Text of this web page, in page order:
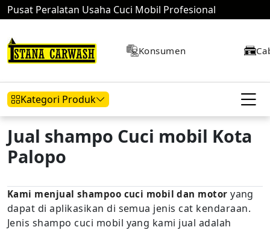
Pusat Peralatan Usaha Cuci Mobil Profesional
Konsumen
Kategori Produk
Hidrolik Mobil
Mesin Air
Jual shampo Cuci mobil Kota
Palopo
Kami menjual shampoo cuci mobil dan motor yang
dapat di aplikasikan di semua jenis cat kendaraan.
Jenis shampo cuci mobil yang kami jual adalah